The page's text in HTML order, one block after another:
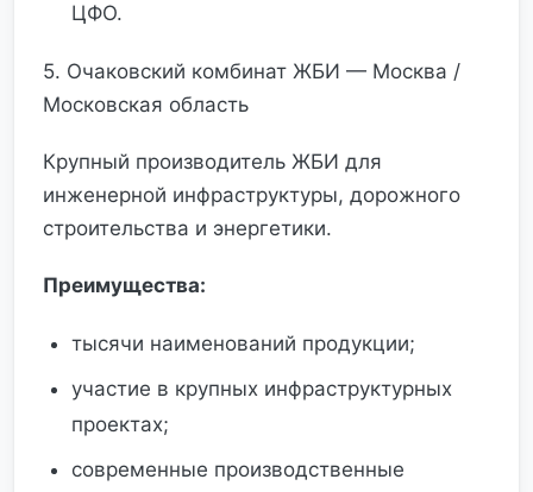
ЦФО.
5. Очаковский комбинат ЖБИ — Москва /
Московская область
Крупный производитель ЖБИ для
инженерной инфраструктуры, дорожного
строительства и энергетики.
Преимущества:
тысячи наименований продукции;
участие в крупных инфраструктурных
проектах;
современные производственные